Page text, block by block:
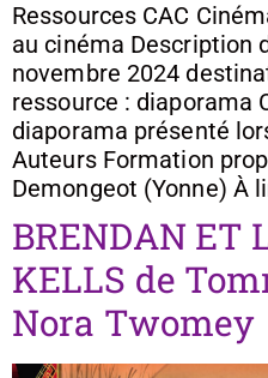
Ressources CAC
au cinéma Description
novembre 2024
ressource : diaporama
diaporama présenté
Auteurs Formation
Demongeot (Yonne) À
BRENDAN ET
KELLS de
Nora Twomey